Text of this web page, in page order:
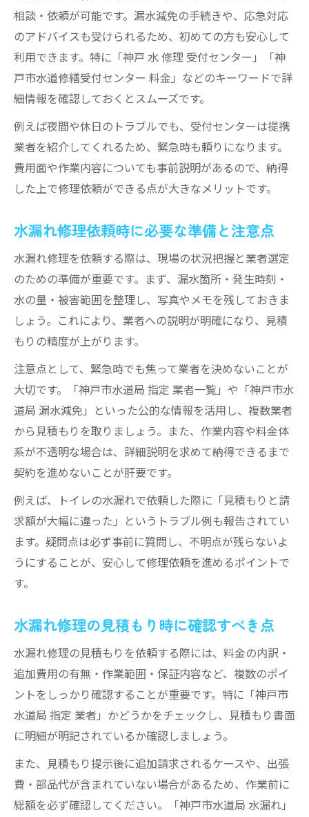
相談・依頼が可能です。漏水減免の手続きや、応急対応
のアドバイスも受けられるため、初めての方も安心して
利用できます。特に「神戸 水 修理 受付センター」「神
戸市水道修繕受付センター 料金」などのキーワードで詳
細情報を確認しておくとスムーズです。
例えば夜間や休日のトラブルでも、受付センターは提携
業者を紹介してくれるため、緊急時も頼りになります。
費用面や作業内容についても事前説明があるので、納得
した上で修理依頼ができる点が大きなメリットです。
水漏れ修理依頼時に必要な準備と注意点
水漏れ修理を依頼する際は、現場の状況把握と業者選定
のための準備が重要です。まず、漏水箇所・発生時刻・
水の量・被害範囲を整理し、写真やメモを残しておきま
しょう。これにより、業者への説明が明確になり、見積
もりの精度が上がります。
注意点として、緊急時でも焦って業者を決めないことが
大切です。「神戸市水道局 指定 業者一覧」や「神戸市水
道局 漏水減免」といった公的な情報を活用し、複数業者
から見積もりを取りましょう。また、作業内容や料金体
系が不透明な場合は、詳細説明を求めて納得できるまで
契約を進めないことが肝要です。
例えば、トイレの水漏れで依頼した際に「見積もりと請
求額が大幅に違った」というトラブル例も報告されてい
ます。疑問点は必ず事前に質問し、不明点が残らないよ
うにすることが、安心して修理依頼を進めるポイントで
す。
水漏れ修理の見積もり時に確認すべき点
水漏れ修理の見積もりを依頼する際には、料金の内訳・
追加費用の有無・作業範囲・保証内容など、複数のポイ
ントをしっかり確認することが重要です。特に「神戸市
水道局 指定 業者」かどうかをチェックし、見積もり書面
に明細が明記されているか確認しましょう。
また、見積もり提示後に追加請求されるケースや、出張
費・部品代が含まれていない場合があるため、作業前に
総額を必ず確認してください。「神戸市水道局 水漏れ」